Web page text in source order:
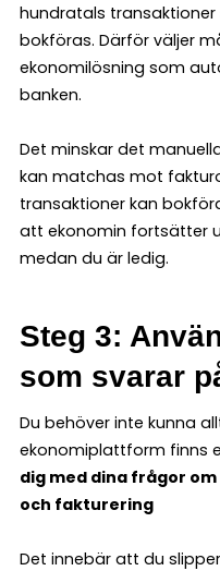
hundratals
bokföras. Därför väljer
ekonomilösning som
banken.
Det minskar det
kan matchas mot
transaktioner kan
att ekonomin fortsätter
medan du är ledig.
Steg 3:
som svarar
Du behöver inte kunna
ekonomiplattform finns
dig med dina frågor
och fakturering
Det innebär att du